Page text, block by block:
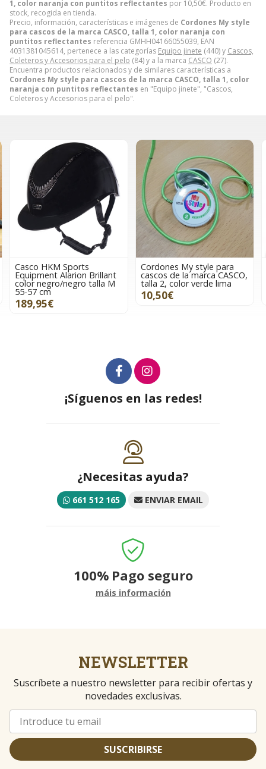
1, color naranja con puntitos reflectantes por 10,50€. Producto en
stock, recogida en tienda.
Precio, información, características e imágenes de Cordones My style
para cascos de la marca CASCO, talla 1, color naranja con
puntitos reflectantes referencia GMHH04166055039, EAN
4031381045614, pertenece a las categorías Equipo jinete (440) y Cascos,
Coleteros y Accesorios para el pelo (84) y a la marca CASCO (27).
Encuentra productos relacionados y de similares características a
Cordones My style para cascos de la marca CASCO, talla 1, color
naranja con puntitos reflectantes en "Equipo jinete", "Cascos,
Coleteros y Accesorios para el pelo".
Casco HKM Sports
Equipment Alarion Brillant
color negro/negro talla M
55-57 cm
189,95€
Cordones My style para
cascos de la marca CASCO,
talla 2, color verde lima
10,50€
¡Síguenos en las redes!
¿Necesitas ayuda?
661 512 165 ENVIAR EMAIL
100% Pago seguro
máis información
NEWSLETTER
Suscríbete a nuestro newsletter para recibir ofertas y
novedades exclusivas.
SUSCRIBIRSE